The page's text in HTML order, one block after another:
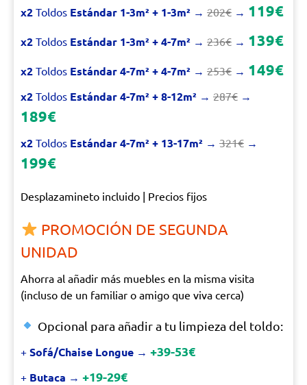
x2 Toldos Estándar 1-3m² + 1-3m² → 202€ → 119€
x2 Toldos Estándar 1-3m² + 4-7m² → 236€ → 139€
x2 Toldos Estándar 4-7m² + 4-7m² → 253€ → 149€
x2 Toldos Estándar 4-7m² + 8-12m² → 287€ →
189€
x2 Toldos Estándar 4-7m² + 13-17m² → 321€ →
199€
Desplazamineto incluido | Precios fijos
PROMOCIÓN DE SEGUNDA
UNIDAD
Ahorra al añadir más muebles en la misma visita
(incluso de un familiar o amigo que viva cerca)
Opcional para añadir a tu limpieza del toldo:
+ Sofá/Chaise Longue → +39-53€
+ Butaca → +19-29€